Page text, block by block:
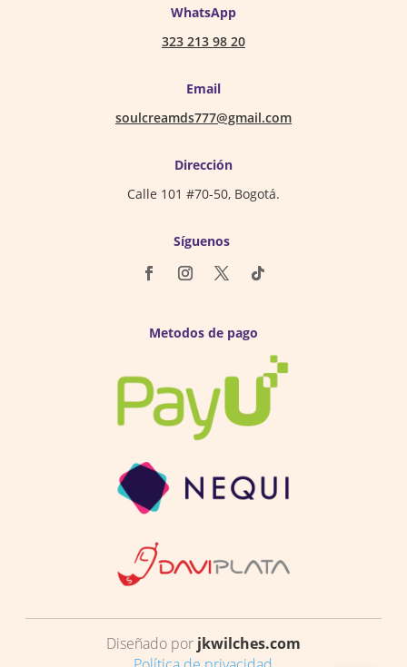
WhatsApp
323 213 98 20
Email
soulcreamds777@gmail.com
Dirección
Calle 101 #70-50, Bogotá.
Síguenos
Metodos de pago
Diseñado por jkwilches.com